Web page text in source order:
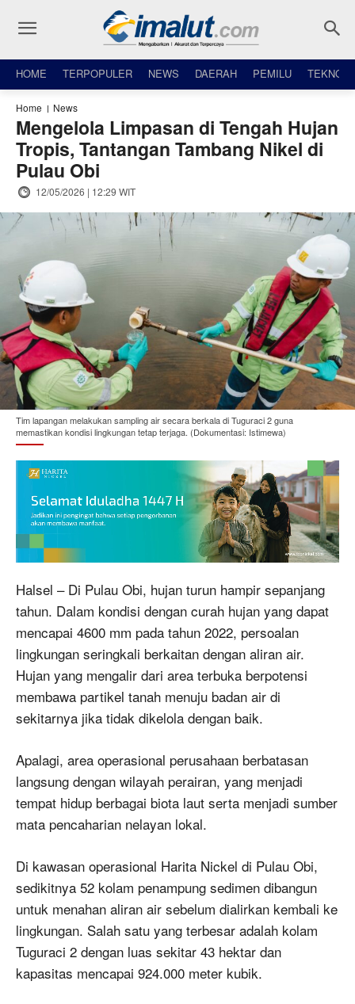
HOME TERPOPULER NEWS DAERAH PEMILU TEKNO
Home News
Mengelola Limpasan di Tengah Hujan
Tropis, Tantangan Tambang Nikel di
Pulau Obi
12/05/2026 | 12:29 WIT
Tim lapangan melakukan sampling air secara berkala di Tuguraci 2 guna
memastikan kondisi lingkungan tetap terjaga. (Dokumentasi: Istimewa)
Halsel – Di Pulau Obi, hujan turun hampir sepanjang
tahun. Dalam kondisi dengan curah hujan yang dapat
mencapai 4600 mm pada tahun 2022, persoalan
lingkungan seringkali berkaitan dengan aliran air.
Hujan yang mengalir dari area terbuka berpotensi
membawa partikel tanah menuju badan air di
sekitarnya jika tidak dikelola dengan baik.
Apalagi, area operasional perusahaan berbatasan
langsung dengan wilayah perairan, yang menjadi
tempat hidup berbagai biota laut serta menjadi sumber
mata pencaharian nelayan lokal.
Di kawasan operasional Harita Nickel di Pulau Obi,
sedikitnya 52 kolam penampung sedimen dibangun
untuk menahan aliran air sebelum dialirkan kembali ke
lingkungan. Salah satu yang terbesar adalah kolam
Tuguraci 2 dengan luas sekitar 43 hektar dan
kapasitas mencapai 924.000 meter kubik.